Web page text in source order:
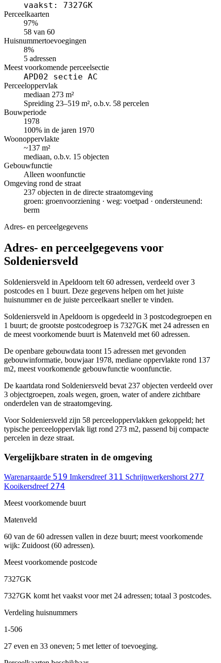
vaakst: 7327GK
Perceelkaarten
97%
58 van 60
Huisnummertoevoegingen
8%
5 adressen
Meest voorkomende perceelsectie
APD02 sectie AC
Perceeloppervlak
mediaan 273 m²
Spreiding 23–519 m², o.b.v. 58 percelen
Bouwperiode
1978
100% in de jaren 1970
Woonoppervlakte
~137 m²
mediaan, o.b.v. 15 objecten
Gebouwfunctie
Alleen woonfunctie
Omgeving rond de straat
237 objecten in de directe straatomgeving
groen: groenvoorziening · weg: voetpad · ondersteunend:
berm
Adres- en perceelgegevens
Adres- en perceelgegevens voor
Soldeniersveld
Soldeniersveld in Apeldoorn telt 60 adressen, verdeeld over 3
postcodes en 1 buurt. Deze gegevens helpen om het juiste
huisnummer en de juiste perceelkaart sneller te vinden.
Soldeniersveld in Apeldoorn is opgedeeld in 3 postcodegroepen en
1 buurt; de grootste postcodegroep is 7327GK met 24 adressen en
de meest voorkomende buurt is Matenveld met 60 adressen.
De openbare gebouwdata toont 15 adressen met gevonden
gebouwinformatie, bouwjaar 1978, mediane oppervlakte rond 137
m2, meest voorkomende gebouwfunctie woonfunctie.
De kaartdata rond Soldeniersveld bevat 237 objecten verdeeld over
3 objectgroepen, zoals wegen, groen, water of andere zichtbare
onderdelen van de straatomgeving.
Voor Soldeniersveld zijn 58 perceeloppervlakken gekoppeld; het
typische perceeloppervlak ligt rond 273 m2, passend bij compacte
percelen in deze straat.
Vergelijkbare straten in de omgeving
Warenargaarde 519 Imkersdreef 311 Schrijnwerkershorst 277
Kooikersdreef 274
Meest voorkomende buurt
Matenveld
60 van de 60 adressen vallen in deze buurt; meest voorkomende
wijk: Zuidoost (60 adressen).
Meest voorkomende postcode
7327GK
7327GK komt het vaakst voor met 24 adressen; totaal 3 postcodes.
Verdeling huisnummers
1-506
27 even en 33 oneven; 5 met letter of toevoeging.